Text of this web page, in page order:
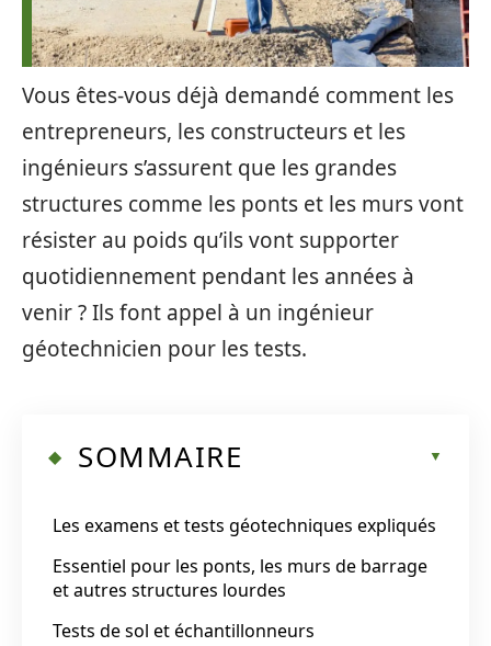
Vous êtes-vous déjà demandé comment les
entrepreneurs, les constructeurs et les
ingénieurs s’assurent que les grandes
structures comme les ponts et les murs vont
résister au poids qu’ils vont supporter
quotidiennement pendant les années à
venir ? Ils font appel à un ingénieur
géotechnicien pour les tests.
SOMMAIRE
Les examens et tests géotechniques expliqués
Essentiel pour les ponts, les murs de barrage
et autres structures lourdes
Tests de sol et échantillonneurs